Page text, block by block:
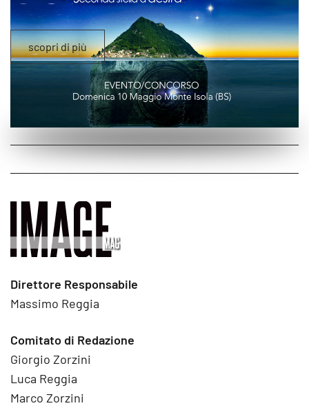
Direttore Responsabile
Massimo Reggia
Comitato di Redazione
Giorgio Zorzini
Luca Reggia
Marco Zorzini